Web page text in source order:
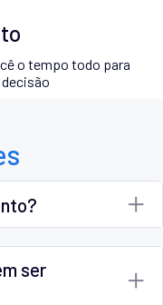
o tempo todo para
ser